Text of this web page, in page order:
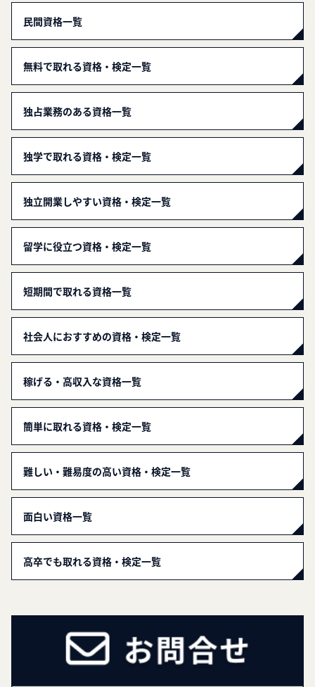
民間資格一覧
無料で取れる資格・検定一覧
独占業務のある資格一覧
独学で取れる資格・検定一覧
独立開業しやすい資格・検定一覧
留学に役立つ資格・検定一覧
短期間で取れる資格一覧
社会人におすすめの資格・検定一覧
稼げる・高収入な資格一覧
簡単に取れる資格・検定一覧
難しい・難易度の高い資格・検定一覧
面白い資格一覧
高卒でも取れる資格・検定一覧